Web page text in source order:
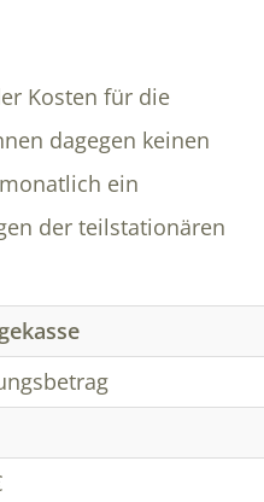
Kosten für die
dagegen keinen
ein
der teilstationären